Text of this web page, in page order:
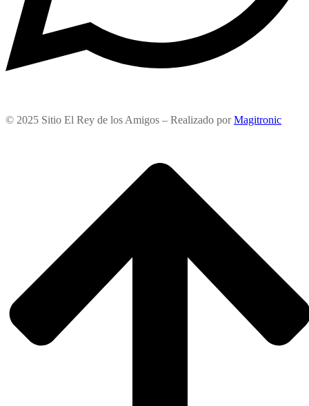
© 2025 Sitio El Rey de los Amigos – Realizado porMagitronic